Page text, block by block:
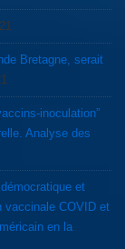
Bretagne, serait
inoculation”
Analyse des
et
vaccinale COVID et
en la